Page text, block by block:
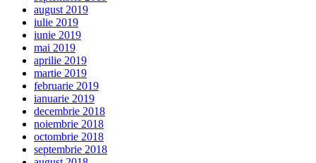
august 2019
iulie 2019
iunie 2019
mai 2019
aprilie 2019
martie 2019
februarie 2019
ianuarie 2019
decembrie 2018
noiembrie 2018
octombrie 2018
septembrie 2018